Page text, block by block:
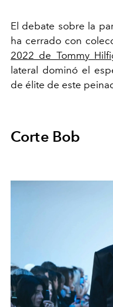
El debate sobre la
ha cerrado con
2022 de Tommy
lateral dominó el
de élite de este
Corte Bob